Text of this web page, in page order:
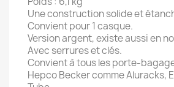
Une construction solide et
Convient pour 1 casque.
Version argent, existe aussi en
Avec serrures et clés.
Convient à tous les porte-
Hepco Becker comme Aluracks,